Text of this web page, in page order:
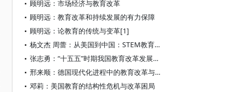
顾明远：市场经济与教育改革
顾明远：教育改革和持续发展的有力保障
顾明远：论教育的传统与变革[1]
杨文杰 周蕾：从美国到中国：STEM教育的“危机叙事”
张志勇：“十五五”时期我国教育改革发展的战略课题
邢来顺：德国现代化进程中的教育改革与调适
邓莉：美国教育的结构性危机与改革困局